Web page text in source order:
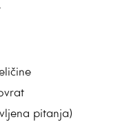
pitanja)